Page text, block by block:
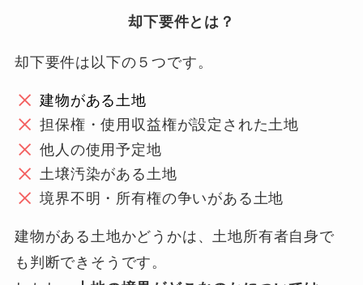
却下要件とは？
却下要件は以下の５つです。
建物がある土地
担保権・使用収益権が設定された土地
他人の使用予定地
土壌汚染がある土地
境界不明・所有権の争いがある土地
建物がある土地かどうかは、土地所有者自身で
も判断できそうです。